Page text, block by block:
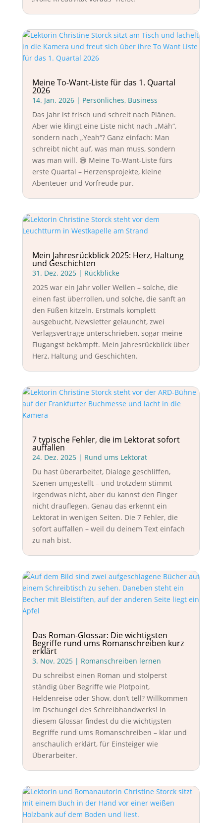
Meine To-Want-Liste für das 1. Quartal
2026
14. Jan. 2026| Persönliches, Business
Das Jahr ist frisch und schreit nach Plänen.
Aber wie klingt eine Liste nicht nach „Mäh“,
sondern nach „Yeah“? Ganz einfach: Man
schreibt nicht auf, was man muss, sondern
was man will. 😄 Meine To-Want-Liste fürs
erste Quartal – Herzensprojekte, kleine
Abenteuer und Vorfreude pur.
Mein Jahresrückblick 2025: Herz, Haltung
und Geschichten
31. Dez. 2025| Rückblicke
2025 war ein Jahr voller Wellen – solche, die
einen fast überrollen, und solche, die sanft an
den Füßen kitzeln. Erstmals komplett
ausgebucht, Newsletter gelauncht, zwei
Verlagsverträge unterschrieben, sogar meine
Flugangst bekämpft. Mein Jahresrückblick über
Herz, Haltung und Geschichten.
7 typische Fehler, die im Lektorat sofort
auffallen
24. Dez. 2025| Rund ums Lektorat
Du hast überarbeitet, Dialoge geschliffen,
Szenen umgestellt – und trotzdem stimmt
irgendwas nicht, aber du kannst den Finger
nicht drauflegen. Genau das erkennt ein
Lektorat in wenigen Seiten. Die 7 Fehler, die
sofort auffallen – weil du deinem Text einfach
zu nah bist.
Das Roman-Glossar: Die wichtigsten
Begriffe rund ums Romanschreiben kurz
erklärt
3. Nov. 2025| Romanschreiben lernen
Du schreibst einen Roman und stolperst
ständig über Begriffe wie Plotpoint,
Heldenreise oder Show, don’t tell? Willkommen
im Dschungel des Schreibhandwerks! In
diesem Glossar findest du die wichtigsten
Begriffe rund ums Romanschreiben – klar und
anschaulich erklärt, für Einsteiger wie
Überarbeiter.